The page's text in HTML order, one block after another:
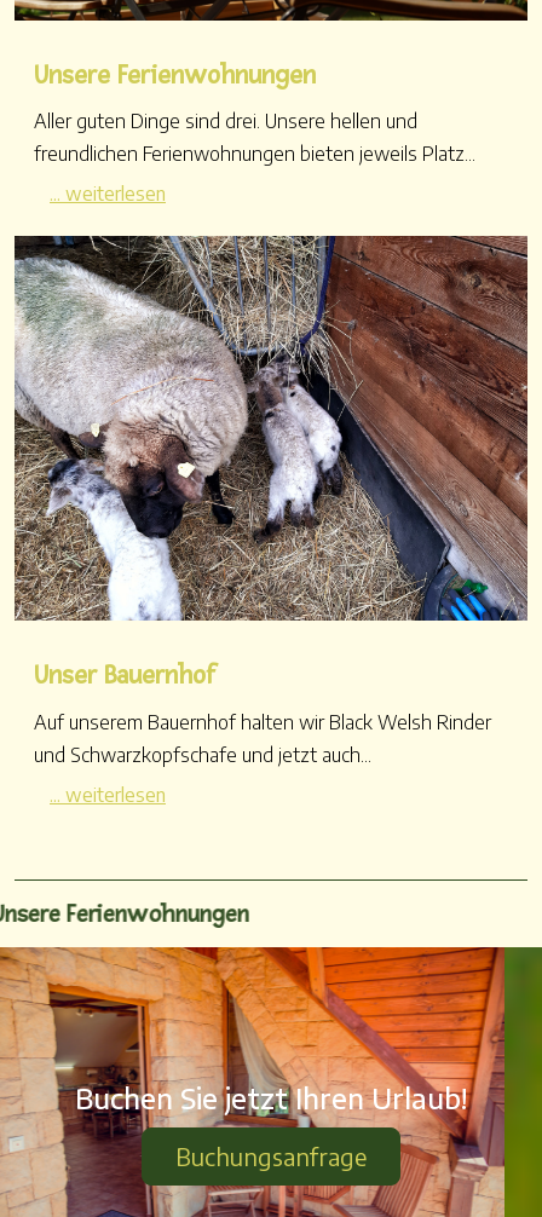
Unsere Ferienwohnungen
Aller guten Dinge sind drei. Unsere hellen und
freundlichen Ferienwohnungen bieten jeweils Platz...
... weiterlesen
Unser Bauernhof
Auf unserem Bauernhof halten wir Black Welsh Rinder
und Schwarzkopfschafe und jetzt auch...
... weiterlesen
Unsere Ferienwohnungen
Buchen Sie jetzt Ihren Urlaub!
Buchungsanfrage